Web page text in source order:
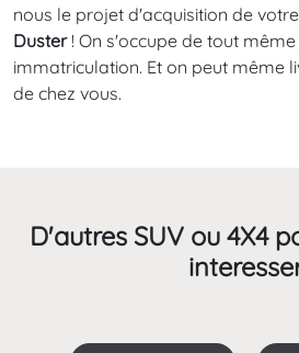
nous le projet d'acquisition de votre
Duster ! On s'occupe de tout
immatriculation. Et on peut même
de chez vous.
D'autres SUV ou 4X4